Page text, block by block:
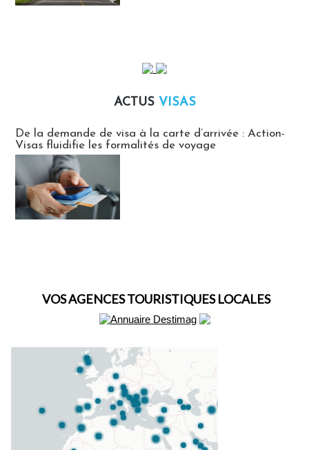
ACTUS VISAS
De la demande de visa à la carte d’arrivée : Action-
Visas fluidifie les formalités de voyage
VOS AGENCES TOURISTIQUES LOCALES